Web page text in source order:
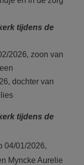
tijdens de
2026, zoon van
dochter van
tijdens de
04/01/2026,
Myncke Aurelie